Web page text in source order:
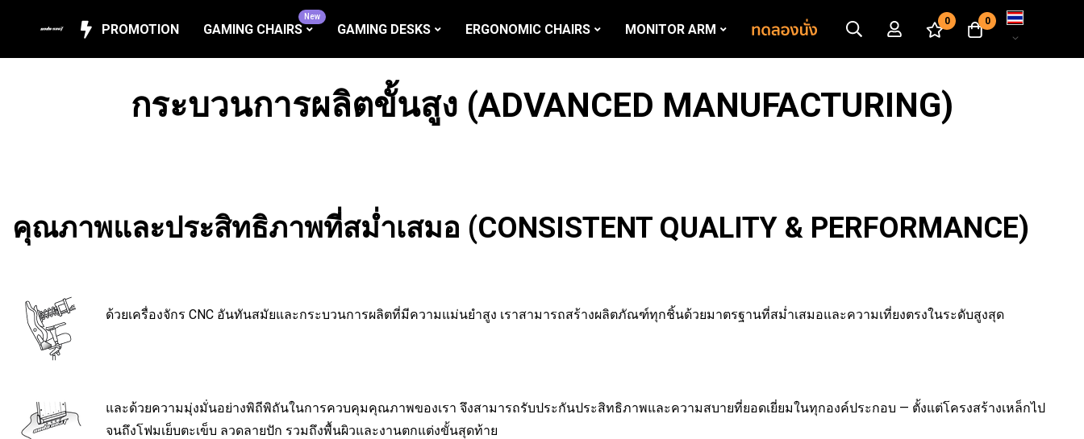
PROMOTION GAMING CHAIRS
New
GAMING DESKS ERGONOMIC CHAIRS MONITOR ARM
0 0
เปลี่ยน
ภาษา
กระบวนการผลิตขั้นสูง (ADVANCED MANUFACTURING)
คุณภาพและประสิทธิภาพที่สม่ำเสมอ (CONSISTENT QUALITY & PERFORMANCE)
ด้วยเครื่องจักร CNC อันทันสมัยและกระบวนการผลิตที่มีความแม่นยำสูง เราสามารถสร้างผลิตภัณฑ์ทุกชิ้นด้วยมาตรฐานที่สม่ำเสมอและความเที่ยงตรงในระดับสูงสุด
และด้วยความมุ่งมั่นอย่างพิถีพิถันในการควบคุมคุณภาพของเรา จึงสามารถรับประกันประสิทธิภาพและความสบายที่ยอดเยี่ยมในทุกองค์ประกอบ — ตั้งแต่โครงสร้างเหล็กไป
จนถึงโฟมเย็บตะเข็บ ลวดลายปัก รวมถึงพื้นผิวและงานตกแต่งขั้นสุดท้าย